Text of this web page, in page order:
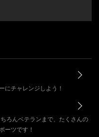
にチャレンジしよう！
ろんベテランまで、たくさんの
ーツです！